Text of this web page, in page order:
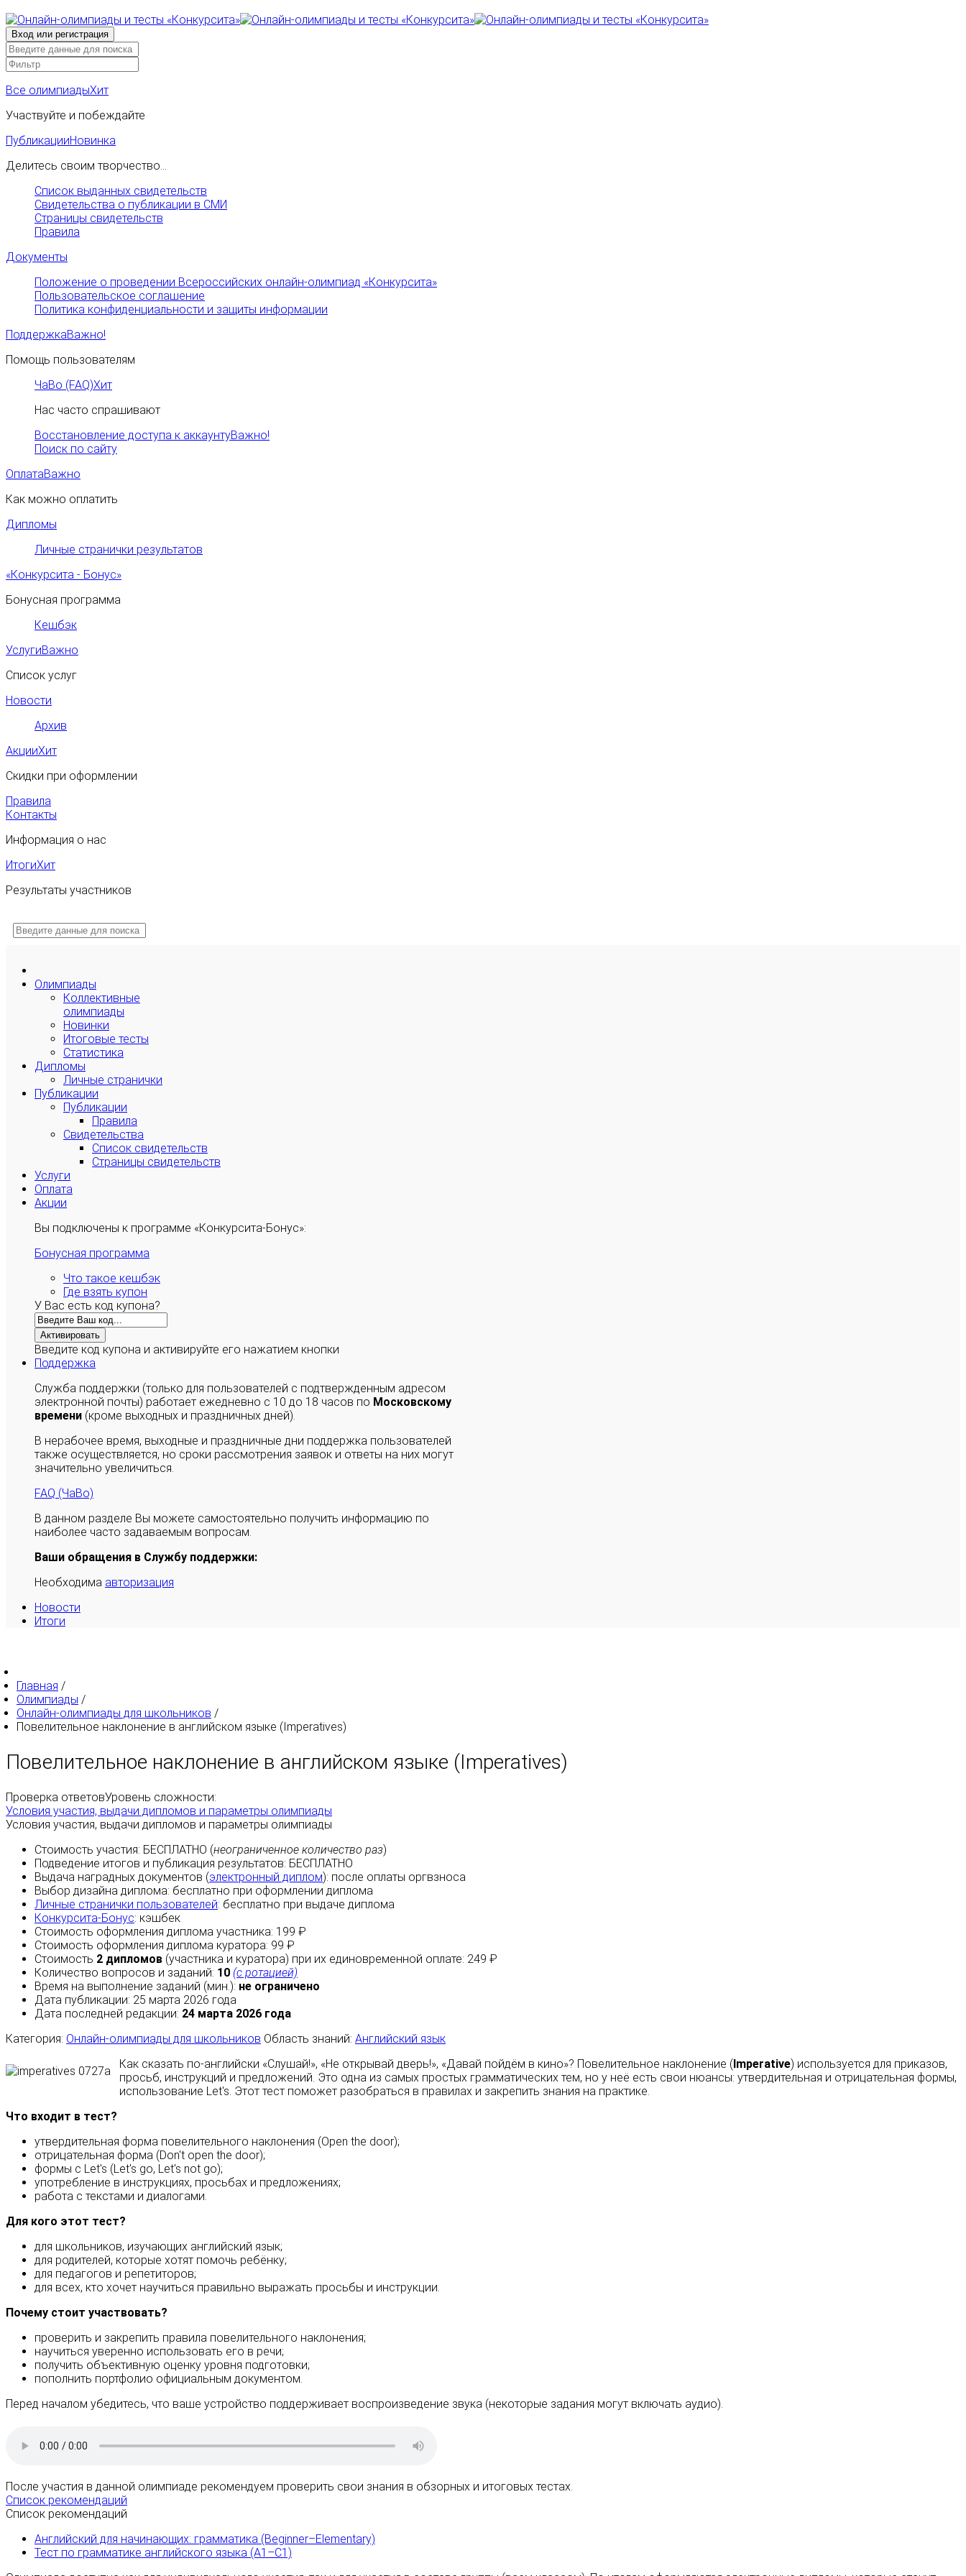
Все олимпиадыХит
Участвуйте и побеждайте
ПубликацииНовинка
Делитесь своим творчество...
Список выданных свидетельств
Свидетельства о публикации в СМИ
Страницы свидетельств
Правила
Документы
Положение о проведении Всероссийских онлайн-олимпиад «Конкурсита»
Пользовательское соглашение
Политика конфиденциальности и защиты информации
ПоддержкаВажно!
Помощь пользователям
ЧаВо (FAQ)Хит
Нас часто спрашивают
Восстановление доступа к аккаунтуВажно!
Поиск по сайту
ОплатаВажно
Как можно оплатить
Дипломы
Личные странички результатов
«Конкурсита - Бонус»
Бонусная программа
Кешбэк
УслугиВажно
Список услуг
Новости
Архив
АкцииХит
Скидки при оформлении
Правила
Контакты
Информация о нас
ИтогиХит
Результаты участников
Олимпиады
Коллективные
олимпиады
Новинки
Итоговые тесты
Статистика
Дипломы
Личные странички
Публикации
Публикации
Правила
Свидетельства
Список свидетельств
Страницы свидетельств
Услуги
Оплата
Акции
Вы подключены к программе «Конкурсита-Бонус»:
Бонусная программа
Что такое кешбэк
Где взять купон
У Вас есть код купона?
Активировать
Введите код купона и активируйте его нажатием кнопки
Поддержка
Служба поддержки (только для пользователей с подтвержденным адресом
электронной почты) работает ежедневно с 10 до 18 часов по Московскому
времени (кроме выходных и праздничных дней).
В нерабочее время, выходные и праздничные дни поддержка пользователей
также осуществляется, но сроки рассмотрения заявок и ответы на них могут
значительно увеличиться.
FAQ (ЧаВо)
В данном разделе Вы можете самостоятельно получить информацию по
наиболее часто задаваемым вопросам.
Ваши обращения в Службу поддержки:
Необходима авторизация
Новости
Итоги
Главная /
Олимпиады /
Онлайн-олимпиады для школьников /
Повелительное наклонение в английском языке (Imperatives)
Повелительное наклонение в английском языке (Imperatives)
Проверка ответовУровень сложности:
Условия участия, выдачи дипломов и параметры олимпиады
Условия участия, выдачи дипломов и параметры олимпиады
Стоимость участия: БЕСПЛАТНО (неограниченное количество раз)
Подведение итогов и публикация результатов: БЕСПЛАТНО
Выдача наградных документов (электронный диплом): после оплаты оргвзноса
Выбор дизайна диплома: бесплатно при оформлении диплома
Личные странички пользователей: бесплатно при выдаче диплома
Конкурсита-Бонус: кэшбек
Стоимость оформления диплома участника: 199 ₽
Стоимость оформления диплома куратора: 99 ₽
Стоимость 2 дипломов (участника и куратора) при их единовременной оплате: 249 ₽
Количество вопросов и заданий: 10 (с ротацией)
Время на выполнение заданий (мин.): не ограничено
Дата публикации: 25 марта 2026 года
Дата последней редакции: 24 марта 2026 года
Категория: Онлайн-олимпиады для школьников Область знаний: Английский язык
Как сказать по‑английски «Слушай!», «Не открывай дверь!», «Давай пойдём в кино»? Повелительное наклонение ( Imperative) используется для приказов,
просьб, инструкций и предложений. Это одна из самых простых грамматических тем, но у неё есть свои нюансы: утвердительная и отрицательная формы,
использование Let's. Этот тест поможет разобраться в правилах и закрепить знания на практике.
Что входит в тест?
утвердительная форма повелительного наклонения (Open the door);
отрицательная форма (Don't open the door);
формы с Let's (Let's go, Let's not go);
употребление в инструкциях, просьбах и предложениях;
работа с текстами и диалогами.
Для кого этот тест?
для школьников, изучающих английский язык;
для родителей, которые хотят помочь ребёнку;
для педагогов и репетиторов;
для всех, кто хочет научиться правильно выражать просьбы и инструкции.
Почему стоит участвовать?
проверить и закрепить правила повелительного наклонения;
научиться уверенно использовать его в речи;
получить объективную оценку уровня подготовки;
пополнить портфолио официальным документом.
Перед началом убедитесь, что ваше устройство поддерживает воспроизведение звука (некоторые задания могут включать аудио).
После участия в данной олимпиаде рекомендуем проверить свои знания в обзорных и итоговых тестах.
Список рекомендаций
Список рекомендаций
Английский для начинающих: грамматика (Beginner–Elementary)
Тест по грамматике английского языка (A1–C1)